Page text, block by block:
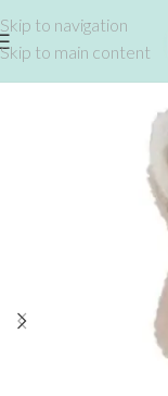
Skip to navigation
Skip to main content